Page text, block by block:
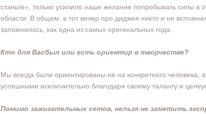
станьте», только усилило наше желание попробывать силы в
области. В общем, в тот вечер про диджея никто и не
запомнилась, как одна из самых оригинальных года.
Кто для Васбыл или есть ориентир в творчестве?
Мы всегда были ориентированы не на конкретного человека,
успешными исключительно благодаря своему таланту и
Помимо зажигательных сетов, нельзя не заметить